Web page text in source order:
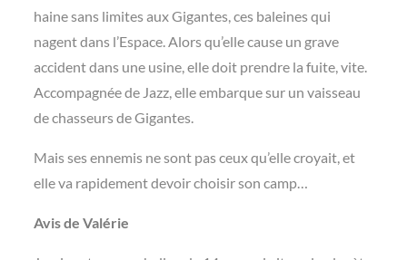
haine sans limites aux Gigantes, ces baleines qui
nagent dans l’Espace. Alors qu’elle cause un grave
accident dans une usine, elle doit prendre la fuite, vite.
Accompagnée de Jazz, elle embarque sur un vaisseau
de chasseurs de Gigantes.
Mais ses ennemis ne sont pas ceux qu’elle croyait, et
elle va rapidement devoir choisir son camp…
Avis de Valérie